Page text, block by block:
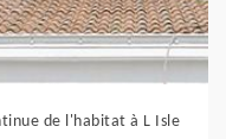
de l'habitat à L Isle